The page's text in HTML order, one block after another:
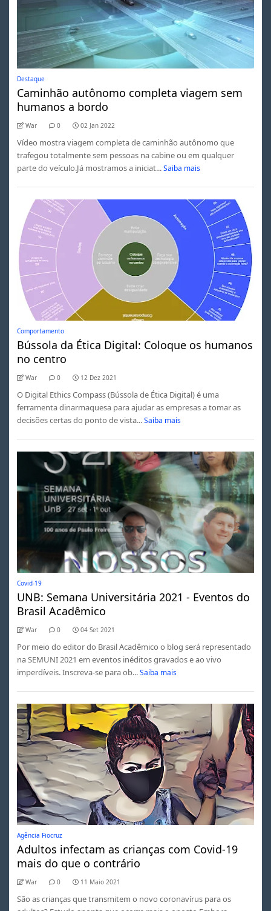
Destaque
Caminhão autônomo completa viagem sem
humanos a bordo
War 0 02 Jan 2022
Vídeo mostra viagem completa de caminhão autônomo que
trafegou totalmente sem pessoas na cabine ou em qualquer
parte do veículo.Já mostramos a iniciat... Saiba mais
Comportamento
Bússola da Ética Digital: Coloque os humanos
no centro
War 0 12 Dez 2021
O Digital Ethics Compass (Bússola de Ética Digital) é uma
ferramenta dinarmaquesa para ajudar as empresas a tomar as
decisões certas do ponto de vista... Saiba mais
Covid-19
UNB: Semana Universitária 2021 - Eventos do
Brasil Acadêmico
War 0 04 Set 2021
Por meio do editor do Brasil Acadêmico o blog será representado
na SEMUNI 2021 em eventos inéditos gravados e ao vivo
imperdíveis. Inscreva-se para ob... Saiba mais
Agência Fiocruz
Adultos infectam as crianças com Covid-19
mais do que o contrário
War 0 11 Maio 2021
São as crianças que transmitem o novo coronavírus para os